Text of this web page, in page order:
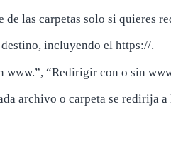
las carpetas solo si quieres
incluyendo el https://.
“Redirigir con o sin
archivo o carpeta se redirija